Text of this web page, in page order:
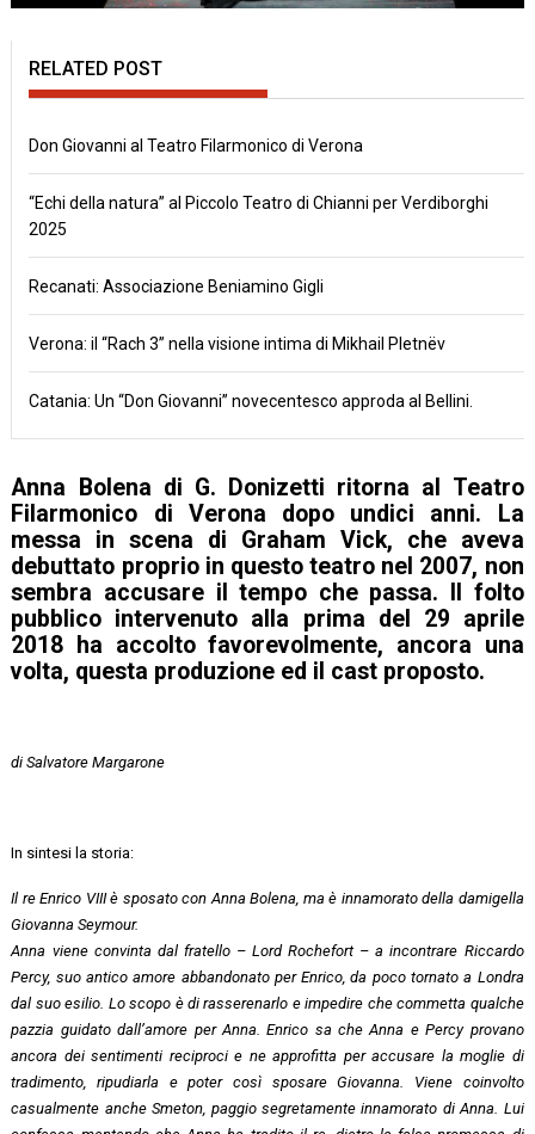
RELATED POST
Don Giovanni al Teatro Filarmonico di Verona
“Echi della natura” al Piccolo Teatro di Chianni per Verdiborghi
2025
Recanati: Associazione Beniamino Gigli
Verona: il “Rach 3” nella visione intima di Mikhail Pletnëv
Catania: Un “Don Giovanni” novecentesco approda al Bellini.
Anna Bolena di G. Donizetti ritorna al Teatro
Filarmonico di Verona dopo undici anni. La
messa in scena di Graham Vick, che aveva
debuttato proprio in questo teatro nel 2007, non
sembra accusare il tempo che passa. Il folto
pubblico intervenuto alla prima del 29 aprile
2018 ha accolto favorevolmente, ancora una
volta, questa produzione ed il cast proposto.
di Salvatore Margarone
In sintesi la storia:
Il re Enrico VIII è sposato con Anna Bolena, ma è innamorato della damigella
Giovanna Seymour.
Anna viene convinta dal fratello – Lord Rochefort – a incontrare Riccardo
Percy, suo antico amore abbandonato per Enrico, da poco tornato a Londra
dal suo esilio. Lo scopo è di rasserenarlo e impedire che commetta qualche
pazzia guidato dall’amore per Anna. Enrico sa che Anna e Percy provano
ancora dei sentimenti reciproci e ne approfitta per accusare la moglie di
tradimento, ripudiarla e poter così sposare Giovanna. Viene coinvolto
casualmente anche Smeton, paggio segretamente innamorato di Anna. Lui